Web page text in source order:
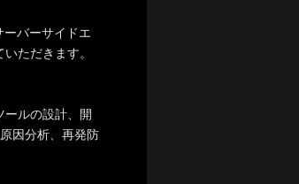
バーサイドエ
ただきます。
ルの設計、開
因分析、再発防